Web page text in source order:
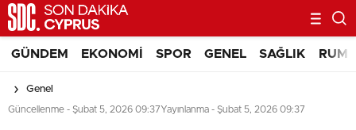
GÜNDEM EKONOMI SPOR GENEL SAĞLIK RUM
Genel
Güncellenme - Şubat 5, 2026 09:37Yayınlanma - Şubat 5, 2026 09:37